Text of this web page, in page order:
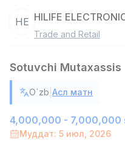
6,000,000 - 15,000,000
ASIAN
Full time job
Ish joyidan
HE HILIFE
Trade and Retail
Sotuvchi Mutaxassis
O`zb Асл матн
4,000,000 - 7,000,000
Муддат: 5 июл, 2026